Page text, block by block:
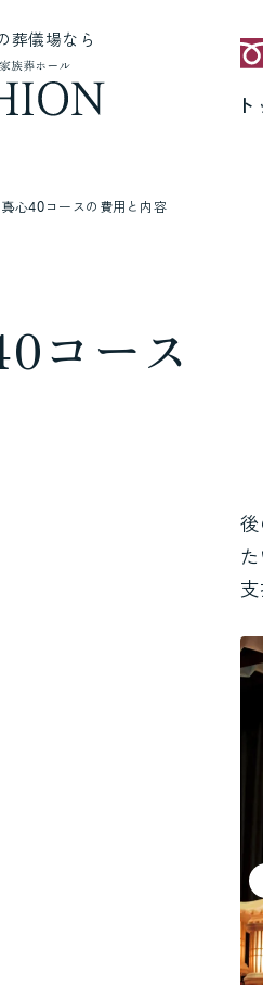
葬儀場なら
真心40コースの費用と内容
コース